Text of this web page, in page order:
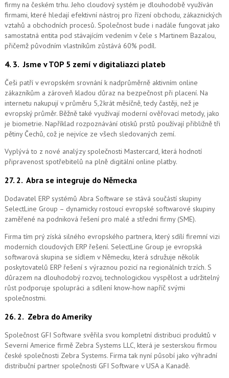
firmy na českém trhu. Jeho cloudový systém je dlouhodobě využíván
firmami, které hledají efektivní nástroj pro řízení obchodu, zákaznických
vztahů a obchodních procesů. Společnost bude i nadále fungovat jako
samostatná entita pod stávajícím vedením v čele s Martinem Bazalou,
přičemž původním vlastníkům zůstává 60% podíl.
4. 3.Jsme v TOP 5 zemí v digitaliazci plateb
Češi patří v evropském srovnání k nadprůměrně aktivním online
zákazníkům a zároveň kladou důraz na bezpečnost při placení. Na
internetu nakupují v průměru 5,2krát měsíčně, tedy častěji, než je
evropský průměr. Běžně také využívají moderní ověřovací metody, jako
je biometrie. Například rozpoznávání otisků prstů používají přibližně tři
pětiny Čechů, což je nejvíce ze všech sledovaných zemí.
Vyplývá to z nové analýzy společnosti Mastercard, která hodnotí
připravenost spotřebitelů na plně digitální online platby.
27. 2. Abra se integruje do Německa
Dodavatel ERP systémů Abra Software se stává součástí skupiny
SelectLine Group – dynamicky rostoucí evropské softwarové skupiny
zaměřené na podniková řešení pro malé a střední firmy (SME).
Firma tím prý získá silného evropského partnera, který sdílí firemní vizi
moderních cloudových ERP řešení. SelectLine Group je evropská
softwarová skupina se sídlem v Německu, která sdružuje několik
poskytovatelů ERP řešení s výraznou pozicí na regionálních trzích. S
důrazem na dlouhodobý rozvoj, technologickou vyspělost a udržitelný
růst podporuje spolupráci a sdílení know-how napříč svými
společnostmi.
26. 2. Zebra do Ameriky
Společnost GFI Software svěřila svou kompletní distribuci produktů v
Severní Americe firmě Zebra Systems LLC, která je sesterskou firmou
české společnosti Zebra Systems. Firma tak nyní působí jako výhradní
distribuční partner společnosti GFI Software v USA a Kanadě.